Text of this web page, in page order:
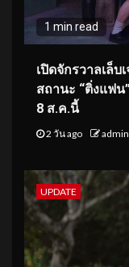
1 min read
เปิดจักรวาลเล็บ
สถานะ “ติ่งแฟ
8 ส.ค.นี้
2 วัน ago admin
UPDATE